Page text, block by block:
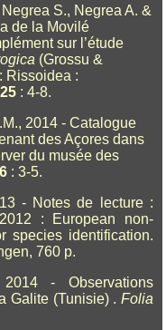
S., Negrea A. &
de la Movilé
sur l’étude
(Grossu &
Rissoidea :
25 : 4-8.
2014 - Catalogue
des Açores dans
du musée des
: 3-5.
- Notes de lecture :
: European non-
species identification.
760 p.
- Observations
Galite (Tunisie) . Folia